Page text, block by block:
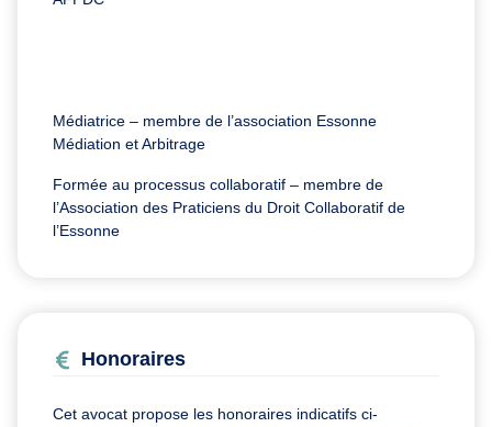
Médiatrice – membre de l’association Essonne
Médiation et Arbitrage
Formée au processus collaboratif – membre de
l’Association des Praticiens du Droit Collaboratif de
l’Essonne
Honoraires
Cet avocat propose les honoraires indicatifs ci-